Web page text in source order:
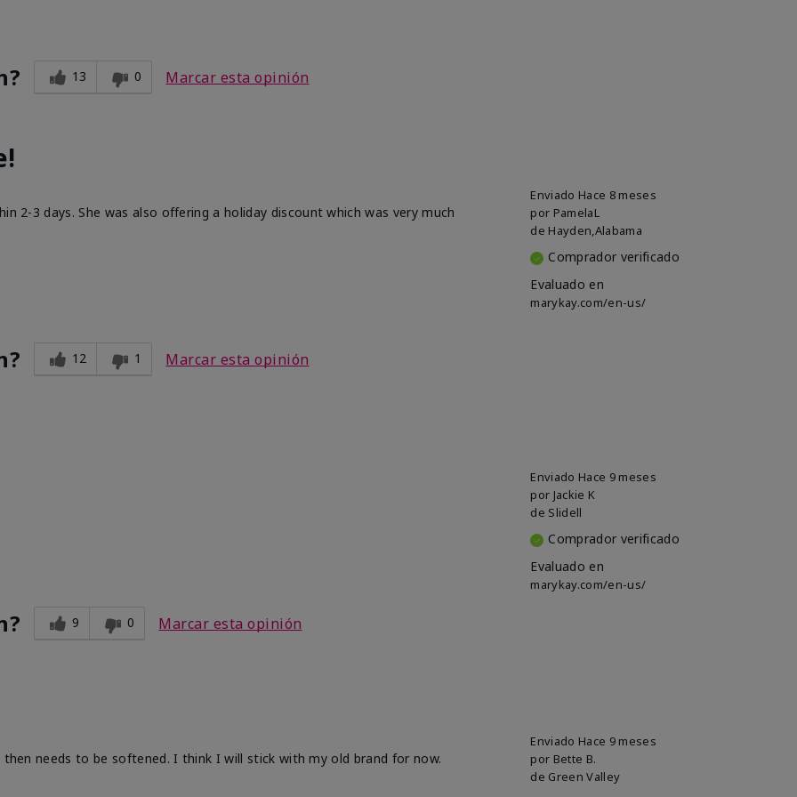
13 0 Marcar esta opinión
Enviado Hace 8 meses
por PamelaL
de Hayden,Alabama
Comprador verificado
Evaluado en
marykay.com/en-us/
2-3 days. She was also offering a holiday discount which was very much
12 1 Marcar esta opinión
Enviado Hace 9 meses
por Jackie K
de Slidell
Comprador verificado
Evaluado en
marykay.com/en-us/
9 0 Marcar esta opinión
Enviado Hace 9 meses
por Bette B.
de Green Valley
needs to be softened. I think I will stick with my old brand for now.